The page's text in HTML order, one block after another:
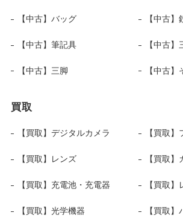
【中古】バッグ 【中古】
【中古】筆記具 【中古】
【中古】三脚 【中古】
買取
【買取】デジタルカメラ 【買取
【買取】レンズ 【買取
【買取】充電池・充電器 【買取
【買取】光学機器 【買取】